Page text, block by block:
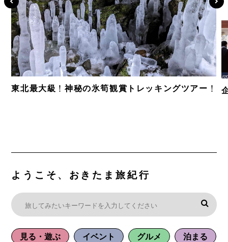
東北最大級！神秘の氷筍観賞トレッキングツアー！
ようこそ、おきたま旅紀行
見る・遊ぶ イベント グルメ 泊まる